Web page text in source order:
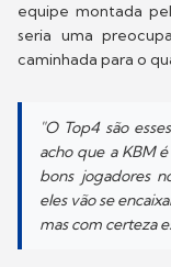
equipe montada
seria uma
caminhada para o
"O Top4 são
acho que a KBM
bons jogadores
eles vão se
mas com certeza